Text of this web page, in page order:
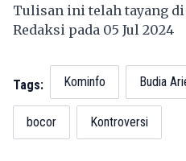
Tulisan ini telah tayang
Redaksi pada 05 Jul 2024
Tags: Kominfo Budia
bocor Kontroversi